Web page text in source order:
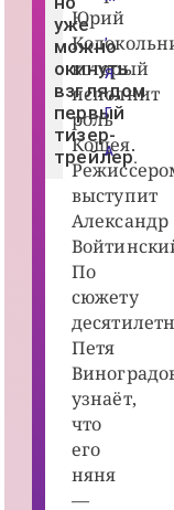
Я
ш
уже
можно
окинуть
взглядом
первый
тизер-
трейлер.
Юрий
который
исполнит
роль
Кощея.
выступит
Александр
По
сюжету
Петя
узнаёт,
что
его
няня
—
,
Я
Г
А